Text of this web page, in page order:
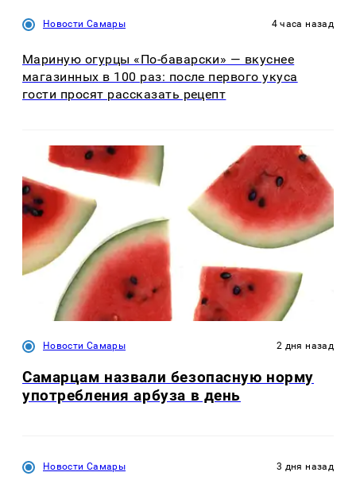
Новости Самары 4 часа назад
Мариную огурцы «По-баварски» — вкуснее
магазинных в 100 раз: после первого укуса
гости просят рассказать рецепт
Новости Самары 2 дня назад
Самарцам назвали безопасную норму
употребления арбуза в день
Новости Самары 3 дня назад